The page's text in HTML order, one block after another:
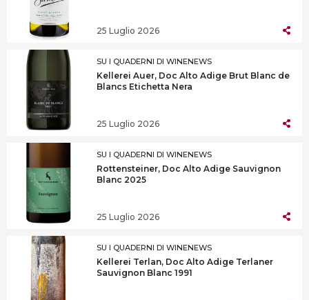
25 Luglio 2026
SU I QUADERNI DI WINENEWS
Kellerei Auer, Doc Alto Adige Brut Blanc de
Blancs Etichetta Nera
25 Luglio 2026
SU I QUADERNI DI WINENEWS
Rottensteiner, Doc Alto Adige Sauvignon
Blanc 2025
25 Luglio 2026
SU I QUADERNI DI WINENEWS
Kellerei Terlan, Doc Alto Adige Terlaner
Sauvignon Blanc 1991